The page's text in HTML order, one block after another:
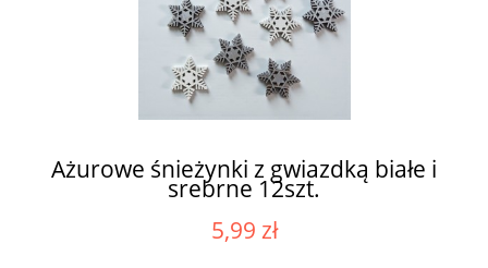
Ażurowe śnieżynki z gwiazdką białe i
srebrne 12szt.
5,99 zł